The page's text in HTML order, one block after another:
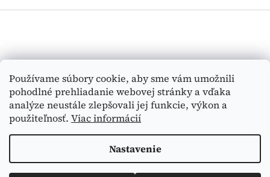
Používame súbory cookie, aby sme vám umožnili
pohodlné prehliadanie webovej stránky a vďaka
analýze neustále zlepšovali jej funkcie, výkon a
použiteľnosť. Viac informácií
Nastavenie
p
r
v
k
y
v
i
s
v
e
Z
ä
HĽADAŤ
Vytvoril Shoptet